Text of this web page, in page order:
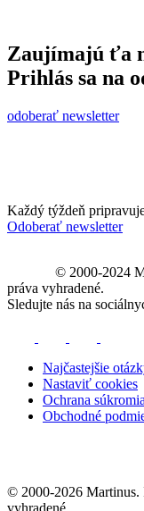
Zaujímajú ťa
Prihlás sa na
odoberať newsletter
Každý týždeň
Odoberať newsletter
© 2000-2024
práva vyhradené.
Sledujte nás na
Najčastejšie
Nastaviť cookies
Ochrana súkromia
Obchodné
© 2000-2026 Martinus.
vyhradené.